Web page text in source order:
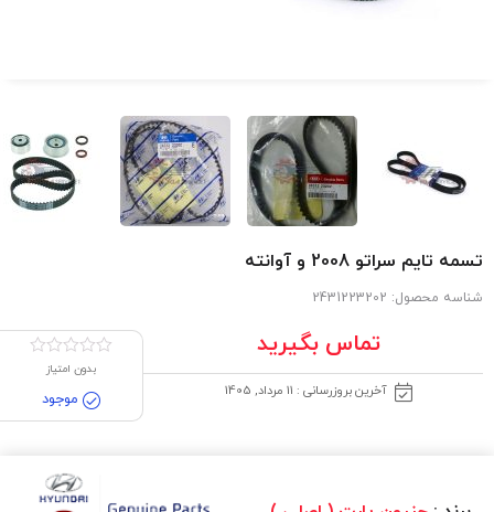
تسمه تایم سراتو 2008 و آوانته
شناسه محصول: 2431223202
تماس بگیرید
آخرین بروزرسانی : 11 مرداد, 1405
بدون امتیاز
موجود